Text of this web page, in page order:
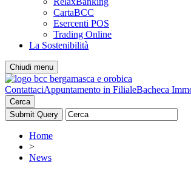
CartaBCC
Esercenti POS
Trading Online
La Sostenibilità
Chiudi menu
ContattaciAppuntamento in FilialeBacheca
Cerca
Home
>
News